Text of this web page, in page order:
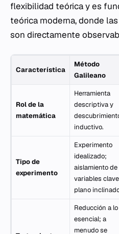
flexibilidad teórica y es
teórica moderna, donde
son directamente
Característica
Método
Galileano
Rol de la
matemática
Herramienta
descriptiva y
inductivo.
Tipo de
experimento
Experimento
idealizado;
aislamiento de
variables
plano
Reducción a lo
esencial; a
menudo se